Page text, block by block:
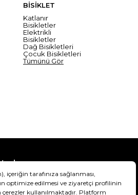
BİSİKLET
Katlanır
Bisikletler
Elektrikli
Bisikletler
Dağ Bisikletleri
Çocuk Bisikletleri
Tümünü Gör
Teslimat Bilgisi